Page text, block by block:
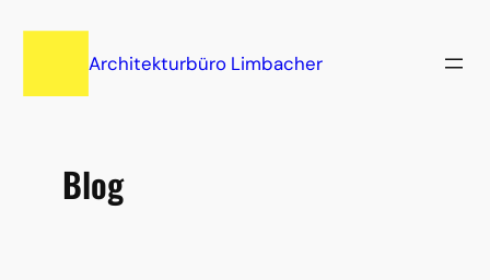
Architekturbüro Limbacher
Blog